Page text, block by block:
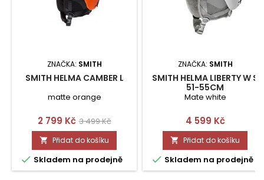
ZNAČKA: SMITH
SMITH HELMA CAMBER L
matte orange
Cena
2 799 Kč Běžná
cena
3 499 Kč
 Přidat do košíku
 Skladem na prodejně
ZNAČKA: SMITH
SMITH HELMA LIBERTY W S
51-55CM
Mate white
Cena
4 599 Kč
 Přidat do košíku
 Skladem na prodejně